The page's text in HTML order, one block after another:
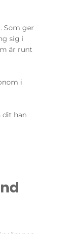
Som ger
sig i
är runt
i
dit han